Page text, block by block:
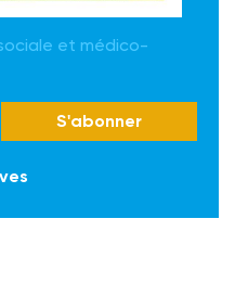
et médico-
S'abonner